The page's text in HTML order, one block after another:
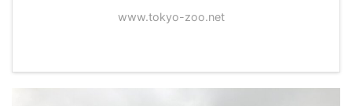
www.tokyo-zoo.net